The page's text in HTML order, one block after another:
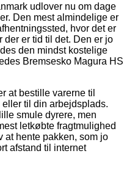
udlover nu om dage
Den mest almindelige er
hvor det er
der er tid til det. Den er jo
den mindst kostelige
Bremsesko Magura HS
at bestille varerne til
til din arbejdsplads.
smule dyrere, men
letkøbte fragtmulighed
at hente pakken, som jo
afstand til internet